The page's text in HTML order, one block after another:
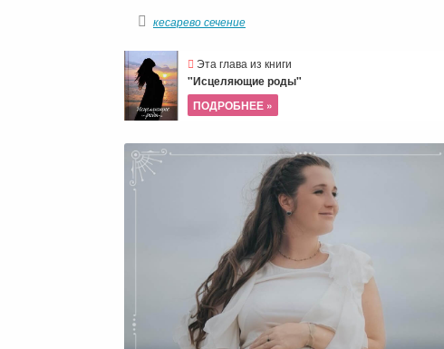
кесарево сечение
Эта глава из книги
"Исцеляющие роды"
ПОДРОБНЕЕ »